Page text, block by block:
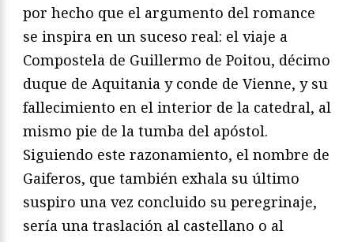
por hecho que el argumento del romance
se inspira en un suceso real: el viaje a
Compostela de Guillermo de Poitou, décimo
duque de Aquitania y conde de Vienne, y su
fallecimiento en el interior de la catedral, al
mismo pie de la tumba del apóstol.
Siguiendo este razonamiento, el nombre de
Gaiferos, que también exhala su último
suspiro una vez concluido su peregrinaje,
sería una traslación al castellano o al